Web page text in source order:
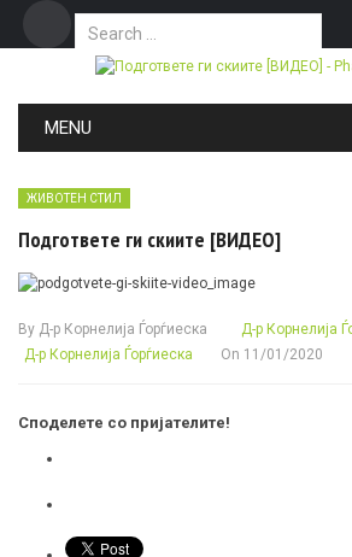
Search for:
MENU
ЖИВОТЕН СТИЛ
Подгответе ги скиите [ВИДЕО]
By Д-р Корнелија Ѓорѓиеска
Д-р Корнелија
Д-р Корнелија Ѓорѓиеска
On 11/01/2020
Споделете со пријателите!